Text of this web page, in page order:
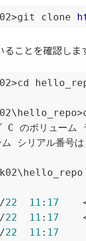
clone
ことを確認しま
C のボリューム
ム シリアル番号は
/22 11 : 17
/22 11 : 17
/22 11 : 17